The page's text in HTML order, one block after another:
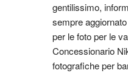
gentilissimo,
sempre
per le foto per le
Concessionario
fotografiche per